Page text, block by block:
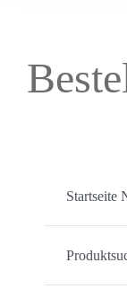
Startseite